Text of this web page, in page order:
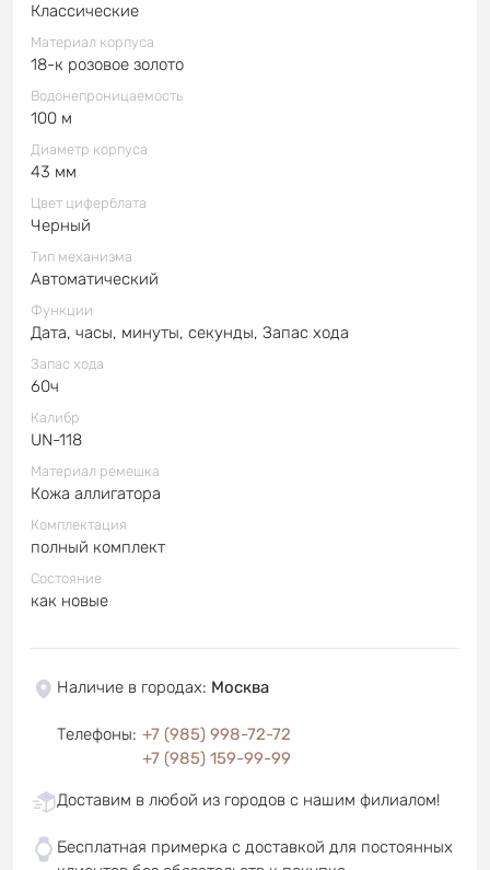
Классические
Материал корпуса
18-к розовое золото
Водонепроницаемость
100 м
Диаметр корпуса
43 мм
Цвет циферблата
Черный
Тип механизма
Автоматический
Функции
Дата, часы, минуты, секунды, Запас хода
Запас хода
60ч
Калибр
UN-118
Материал ремешка
Кожа аллигатора
Комплектация
полный комплект
Состояние
как новые
Наличие в городах: Москва
Телефоны: +7 (985) 998-72-72
+7 (985) 159-99-99
Доставим в любой из городов с нашим филиалом!
Бесплатная примерка с доставкой для постоянных